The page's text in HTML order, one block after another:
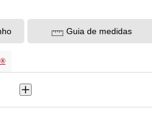
Guia de medidas